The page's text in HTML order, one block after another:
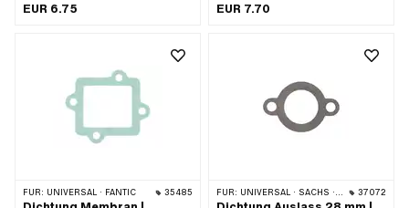
Schraubenaufnahme: 7 mm · Lochbild
EUR 6.75
Verwendungsort: Zylinderkopf · Ø
EUR 7.70
FÜR: UNIVERSAL · FANTIC 35485 FÜR: UNIVERSAL · SACHS · HERCULES 37072